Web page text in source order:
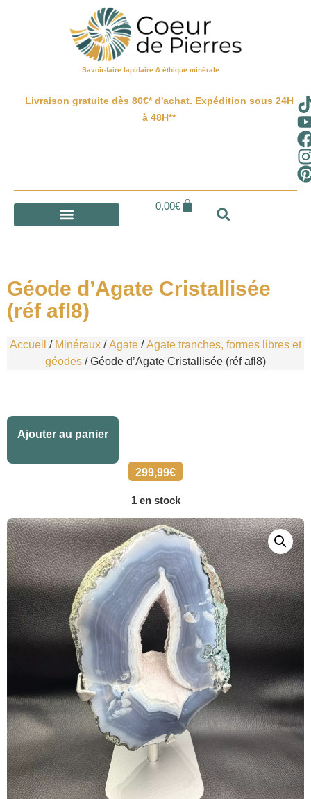
Savoir-faire lapidaire & éthique minérale
Livraison gratuite dès 80€* d'achat. Expédition sous 24H
à 48H**
0,00€
Géode d’Agate Cristallisée
(réf afl8)
Accueil / Minéraux /Agate /Agate tranches, formes libres et
géodes / Géode d’Agate Cristallisée (réf afl8)
299,99€
1 en stock
Ajouter au panier